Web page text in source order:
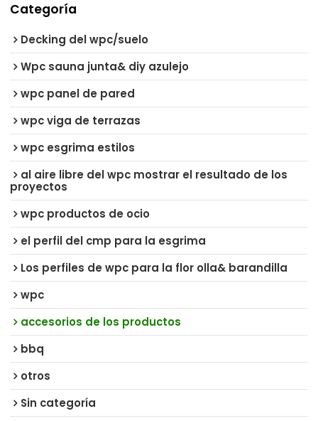
Categoría
Decking del wpc/suelo
Wpc sauna junta& diy azulejo
wpc panel de pared
wpc viga de terrazas
wpc esgrima estilos
al aire libre del wpc mostrar el resultado de los
proyectos
wpc productos de ocio
el perfil del cmp para la esgrima
Los perfiles de wpc para la flor olla& barandilla
wpc
accesorios de los productos
bbq
otros
Sin categoría